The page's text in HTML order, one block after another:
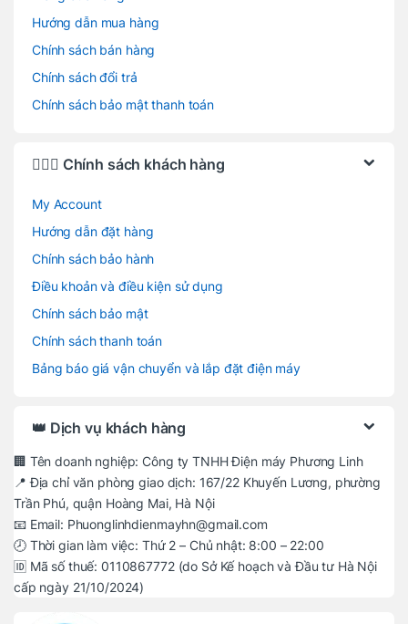
Hướng dẫn mua hàng
Chính sách bán hàng
Chính sách đổi trả
Chính sách bảo mật thanh toán
🙋🏻‍♂️ Chính sách khách hàng
My Account
Hướng dẫn đặt hàng
Chính sách bảo hành
Điều khoản và điều kiện sử dụng
Chính sách bảo mật
Chính sách thanh toán
Bảng báo giá vận chuyển và lắp đặt điện máy
👑 Dịch vụ khách hàng
🏢 Tên doanh nghiệp: Công ty TNHH Điện máy Phương Linh
📍 Địa chỉ văn phòng giao dịch: 167/22 Khuyến Lương, phường
Trần Phú, quận Hoàng Mai, Hà Nội
📧 Email: Phuonglinhdienmayhn@gmail.com
🕗 Thời gian làm việc: Thứ 2 – Chủ nhật: 8:00 – 22:00
🆔 Mã số thuế: 0110867772 (do Sở Kế hoạch và Đầu tư Hà Nội
cấp ngày 21/10/2024)